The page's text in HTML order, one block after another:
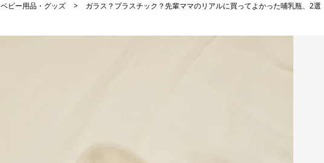
ベビー用品・グッズ ガラス？プラスチック？先輩ママのリアルに買ってよかった哺乳瓶、2選